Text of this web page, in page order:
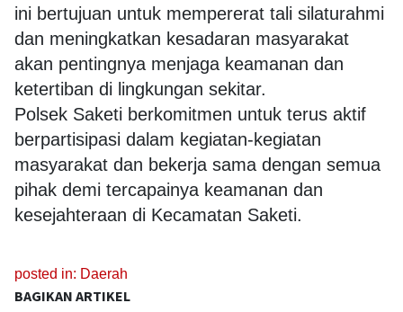
ini bertujuan untuk mempererat tali silaturahmi
dan meningkatkan kesadaran masyarakat
akan pentingnya menjaga keamanan dan
ketertiban di lingkungan sekitar.
Polsek Saketi berkomitmen untuk terus aktif
berpartisipasi dalam kegiatan-kegiatan
masyarakat dan bekerja sama dengan semua
pihak demi tercapainya keamanan dan
kesejahteraan di Kecamatan Saketi.
posted in: Daerah
BAGIKAN ARTIKEL